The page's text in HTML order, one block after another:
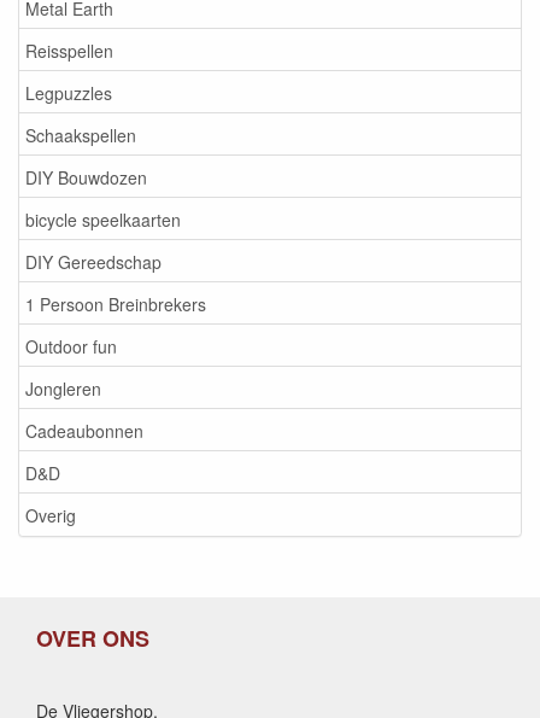
Metal Earth
Reisspellen
Legpuzzles
Schaakspellen
DIY Bouwdozen
bicycle speelkaarten
DIY Gereedschap
1 Persoon Breinbrekers
Outdoor fun
Jongleren
Cadeaubonnen
D&D
Overig
OVER ONS
De Vliegershop,